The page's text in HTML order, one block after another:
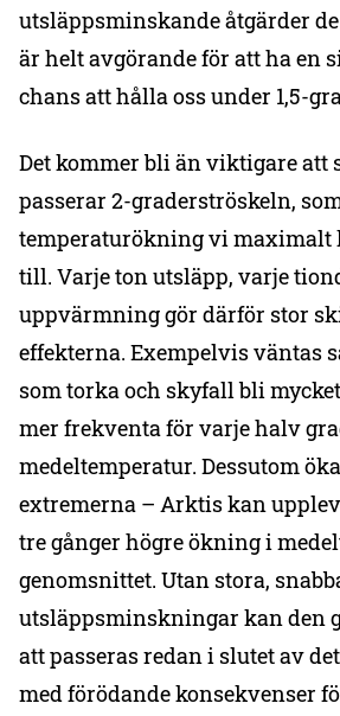
utsläppsminskande åtgärder
är helt avgörande för att ha en
chans att hålla oss under 1,5-
Det kommer bli än viktigare att
passerar 2-graderströskeln,
temperaturökning vi maximalt
till. Varje ton utsläpp, varje
uppvärmning gör därför stor
effekterna. Exempelvis väntas
som torka och skyfall bli
mer frekventa för varje halv
medeltemperatur. Dessutom
extremerna – Arktis kan
tre gånger högre ökning i
genomsnittet. Utan stora,
utsläppsminskningar kan den
att passeras redan i slutet av
med förödande konsekvenser